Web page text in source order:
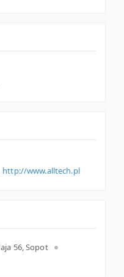
http://www.alltech.pl
56, Sopot